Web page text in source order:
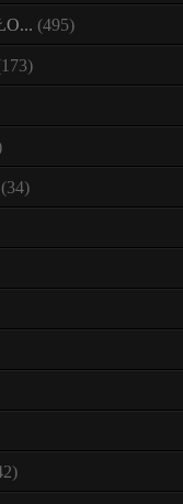
(495)
(34)